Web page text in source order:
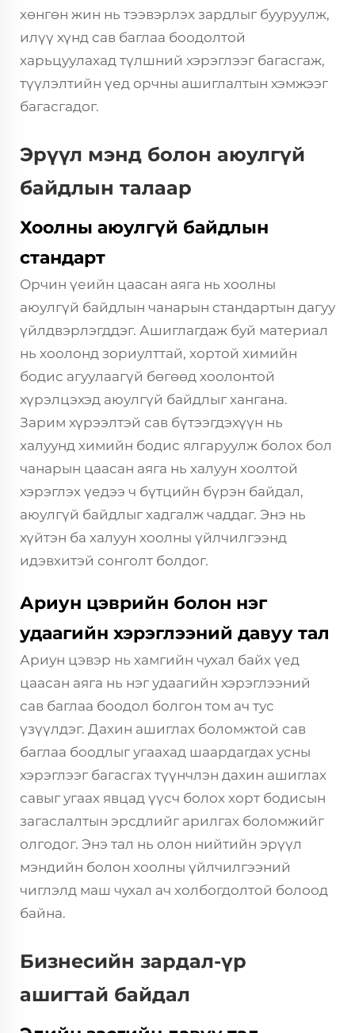
хөнгөн жин нь тээвэрлэх зардлыг бууруулж,
илүү хүнд сав баглаа боодолтой
харьцуулахад түлшний хэрэглээг багасгаж,
түүлэлтийн үед орчны ашиглалтын хэмжээг
багасгадог.
Эрүүл мэнд болон аюулгүй
байдлын талаар
Хоолны аюулгүй байдлын
стандарт
Орчин үеийн цаасан аяга нь хоолны
аюулгүй байдлын чанарын стандартын дагуу
үйлдвэрлэгддэг. Ашиглагдаж буй материал
нь хоолонд зориулттай, хортой химийн
бодис агуулаагүй бөгөөд хоолонтой
хүрэлцэхэд аюулгүй байдлыг хангана.
Зарим хүрээлтэй сав бүтээгдэхүүн нь
халуунд химийн бодис ялгаруулж болох бол
чанарын цаасан аяга нь халуун хоолтой
хэрэглэх үедээ ч бүтцийн бүрэн байдал,
аюулгүй байдлыг хадгалж чаддаг. Энэ нь
хүйтэн ба халуун хоолны үйлчилгээнд
идэвхитэй сонголт болдог.
Ариун цэврийн болон нэг
удаагийн хэрэглээний давуу тал
Ариун цэвэр нь хамгийн чухал байх үед
цаасан аяга нь нэг удаагийн хэрэглээний
сав баглаа боодол болгон том ач тус
үзүүлдэг. Дахин ашиглах боломжтой сав
баглаа боодлыг угаахад шаардагдах усны
хэрэглээг багасгах түүнчлэн дахин ашиглах
савыг угаах явцад үүсч болох хорт бодисын
загаслалтын эрсдлийг арилгах боломжийг
олгодог. Энэ тал нь олон нийтийн эрүүл
мэндийн болон хоолны үйлчилгээний
чиглэлд маш чухал ач холбогдолтой болоод
байна.
Бизнесийн зардал-үр
ашигтай байдал